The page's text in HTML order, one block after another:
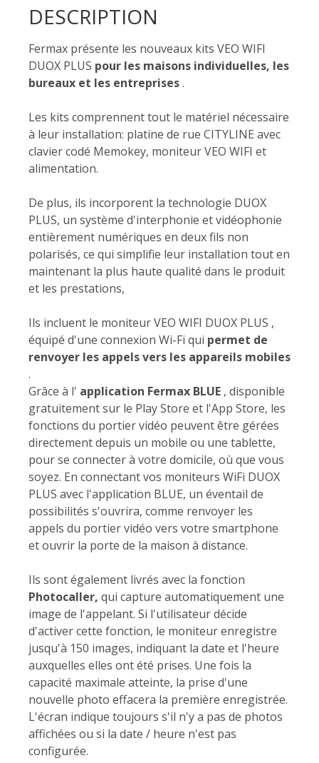
DESCRIPTION
Fermax présente les nouveaux kits VEO WIFI
DUOX PLUS pour les maisons individuelles, les
bureaux et les entreprises.
Les kits comprennent tout le matériel nécessaire
à leur installation: platine de rue CITYLINE avec
clavier codé Memokey, moniteur VEO WIFI et
alimentation.
De plus, ils incorporent la technologie DUOX
PLUS, un système d'interphonie et vidéophonie
entièrement numériques en deux fils non
polarisés, ce qui simplifie leur installation tout en
maintenant la plus haute qualité dans le produit
et les prestations,
Ils incluent le moniteur VEO WIFI DUOX PLUS ,
équipé d'une connexion Wi-Fi qui permet de
renvoyer les appels vers les appareils mobiles
.
Grâce à l' application Fermax BLUE , disponible
gratuitement sur le Play Store et l'App Store, les
fonctions du portier vidéo peuvent être gérées
directement depuis un mobile ou une tablette,
pour se connecter à votre domicile, où que vous
soyez. En connectant vos moniteurs WiFi DUOX
PLUS avec l'application BLUE, un éventail de
possibilités s'ouvrira, comme renvoyer les
appels du portier vidéo vers votre smartphone
et ouvrir la porte de la maison à distance.
Ils sont également livrés avec la fonction
Photocaller, qui capture automatiquement une
image de l'appelant. Si l'utilisateur décide
d'activer cette fonction, le moniteur enregistre
jusqu'à 150 images, indiquant la date et l'heure
auxquelles elles ont été prises. Une fois la
capacité maximale atteinte, la prise d'une
nouvelle photo effacera la première enregistrée.
L'écran indique toujours s'il n'y a pas de photos
affichées ou si la date / heure n'est pas
configurée.